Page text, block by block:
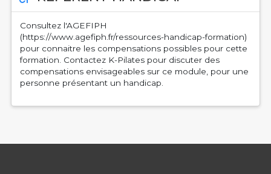
Consultez l'AGEFIPH
(https://www.agefiph.fr/ressources-handicap-formation)
pour connaitre les compensations possibles pour cette
formation. Contactez K-Pilates pour discuter des
compensations envisageables sur ce module, pour une
personne présentant un handicap.